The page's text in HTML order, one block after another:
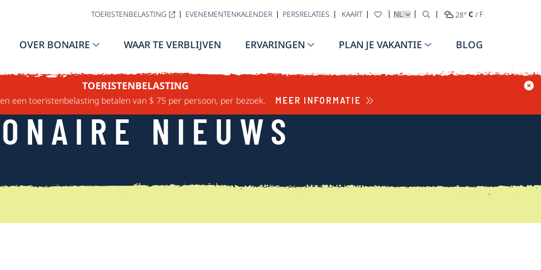
TOERISTENBELASTING EVENEMENTENKALENDER PERSRELATIES KAART TAAL SELECTEREN 28°C / F
OVER BONAIRE WAAR TE VERBLIJVEN ERVARINGEN PLAN JE VAKANTIE BLOG
TOERISTENBELASTING
een toeristenbelasting betalen van $ 75 per persoon, per bezoek. MEER INFORMATIE
NIEUWS